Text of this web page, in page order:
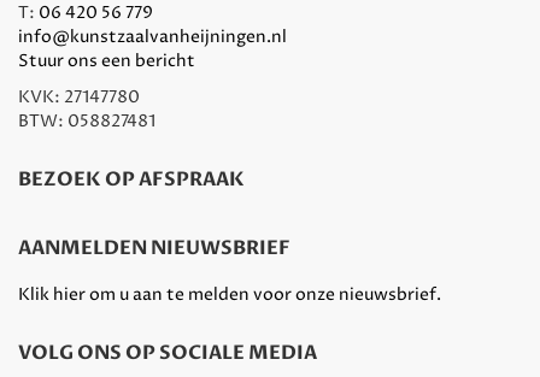
T: 06 420 56 779
info@kunstzaalvanheijningen.nl
Stuur ons een bericht
KVK: 27147780
BTW: 058827481
BEZOEK OP AFSPRAAK
AANMELDEN NIEUWSBRIEF
Klik hier om u aan te melden voor onze nieuwsbrief.
VOLG ONS OP SOCIALE MEDIA